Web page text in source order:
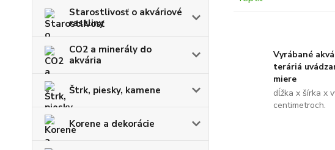
Starostlivosť o akváriové
rastliny
CO2 a minerály do
akvária
Štrk, piesky, kamene
Korene a dekorácie
Vyrábané
teráriá
miere
dĺžka x šírka x
centimetroch.